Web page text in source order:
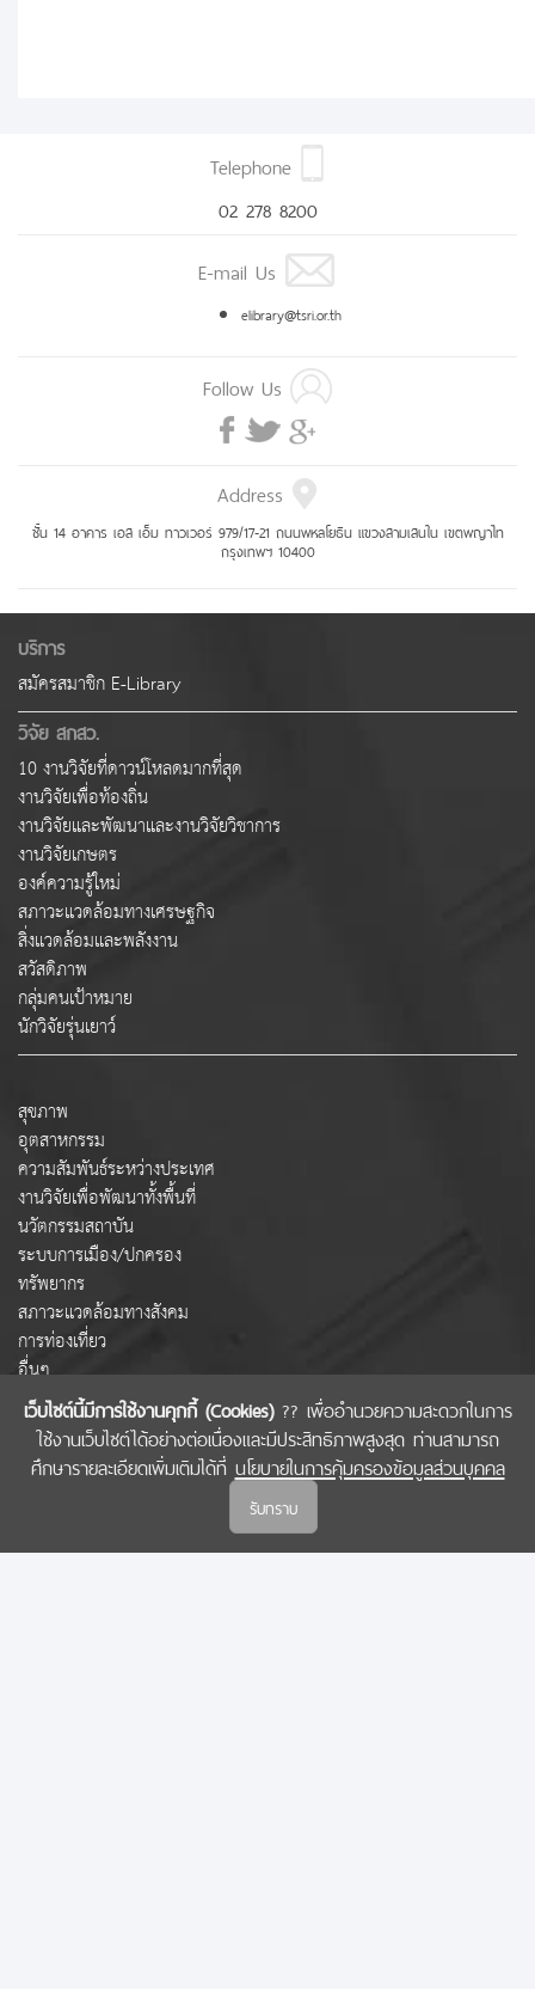
เว็บไซต์นี้มีการใช้งานคุกกี้ (Cookies)?? เพื่ออำนวยความสะดวกในการ
ใช้งานเว็บไซต์ได้อย่างต่อเนื่องและมีประสิทธิภาพสูงสุด ท่านสามารถ
ศึกษารายละเอียดเพิ่มเติมได้ที่ นโยบายในการคุ้มครองข้อมูลส่วนบุคคล
รับทราบ
Telephone
02 278 8200
E-mail Us
elibrary@tsri.or.th
Follow Us
Address
ชั้น 14 อาคาร เอส เอ็ม ทาวเวอร์ 979/17-21 ถนนพหลโยธิน แขวงสามเสนใน เขตพญาไท
กรุงเทพฯ 10400
บริการ
สมัครสมาชิก E-Library
วิจัย สกสว.
10 งานวิจัยที่ดาวน์โหลดมากที่สุด
งานวิจัยเพื่อท้องถิ่น
งานวิจัยและพัฒนาและงานวิจัยวิชาการ
งานวิจัยเกษตร
องค์ความรู้ใหม่
สภาวะแวดล้อมทางเศรษฐกิจ
สิ่งแวดล้อมและพลังงาน
สวัสดิภาพ
กลุ่มคนเป้าหมาย
นักวิจัยรุ่นเยาว์
สุขภาพ
อุตสาหกรรม
ความสัมพันธ์ระหว่างประเทศ
งานวิจัยเพื่อพัฒนาทั้งพื้นที่
นวัตกรรมสถาบัน
ระบบการเมือง/ปกครอง
ทรัพยากร
สภาวะแวดล้อมทางสังคม
การท่องเที่ยว
อื่นๆ
COPYRIGHT © 2022 สำนักงานคณะกรรมการส่งเสริมวิทยาศาสตร์ วิจัยและนวัตกรรม
(สกสว.)
นโยบายในการคุ้มครองข้อมูลส่วนบุคคล